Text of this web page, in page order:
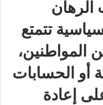
الرهان
تتمتع
المواطنين،
أو الحسابات
إعادة